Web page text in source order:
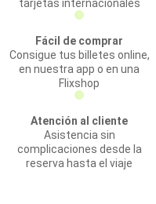
tarjetas internacionales
Fácil de comprar
Consigue tus billetes online,
en nuestra app o en una
Flixshop
Atención al cliente
Asistencia sin
complicaciones desde la
reserva hasta el viaje